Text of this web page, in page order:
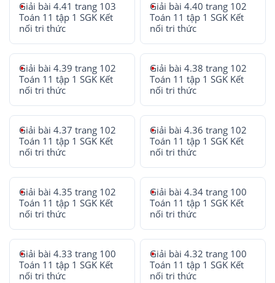
Giải bài 4.41 trang 103
Toán 11 tập 1 SGK Kết
nối tri thức
Giải bài 4.40 trang 102
Toán 11 tập 1 SGK Kết
nối tri thức
Giải bài 4.39 trang 102
Toán 11 tập 1 SGK Kết
nối tri thức
Giải bài 4.38 trang 102
Toán 11 tập 1 SGK Kết
nối tri thức
Giải bài 4.37 trang 102
Toán 11 tập 1 SGK Kết
nối tri thức
Giải bài 4.36 trang 102
Toán 11 tập 1 SGK Kết
nối tri thức
Giải bài 4.35 trang 102
Toán 11 tập 1 SGK Kết
nối tri thức
Giải bài 4.34 trang 100
Toán 11 tập 1 SGK Kết
nối tri thức
Giải bài 4.33 trang 100
Toán 11 tập 1 SGK Kết
nối tri thức
Giải bài 4.32 trang 100
Toán 11 tập 1 SGK Kết
nối tri thức